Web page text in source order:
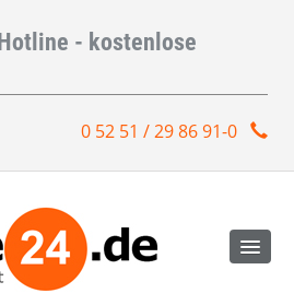
- kostenlose
0 52 51 / 29 86 91-0